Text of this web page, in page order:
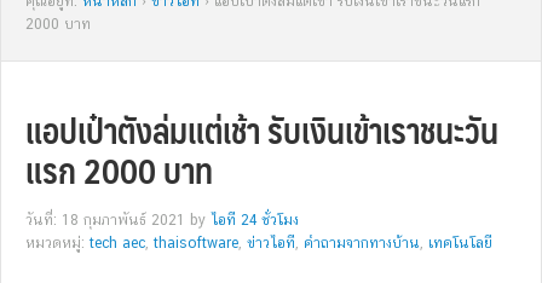
2000 บาท
แอปเป๋าตังล่มแต่เช้า รับเงินเข้าเราชนะวัน
แรก 2000 บาท
วันที่: 18 กุมภาพันธ์ 2021 by ไอที 24 ชั่วโมง
หมวดหมู่:tech aec,thaisoftware, ข่าวไอที, คำถามจากทางบ้าน, เทคโนโลยี